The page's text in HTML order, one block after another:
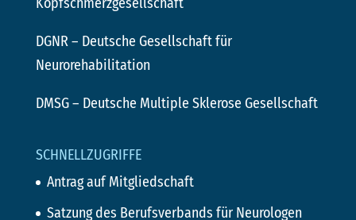
DGNR– Deutsche Gesellschaft für
Neurorehabilitation
DMSG– Deutsche Multiple Sklerose Gesellschaft
SCHNELLZUGRIFFE
Antrag auf Mitgliedschaft
Satzung des Berufsverbands für Neurologen